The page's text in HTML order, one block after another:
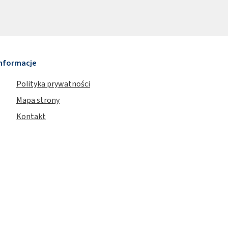
Polityka prywatności
Mapa strony
Kontakt